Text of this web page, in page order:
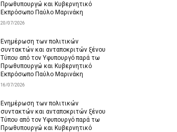
Πρωθυπουργώ και Κυβερνητικό
Εκπρόσωπο Παύλο Μαρινάκη
20/07/2026
Ενημέρωση των πολιτικών
συντακτών και ανταποκριτών ξένου
Τύπου από τον Υφυπουργό παρά τω
Πρωθυπουργώ και Κυβερνητικό
Εκπρόσωπο Παύλο Μαρινάκη
16/07/2026
Ενημέρωση των πολιτικών
συντακτών και ανταποκριτών ξένου
Τύπου από τον Υφυπουργό παρά τω
Πρωθυπουργώ και Κυβερνητικό